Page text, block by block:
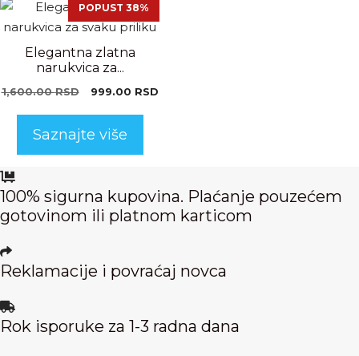
POPUST 38%
Elegantna zlatna
narukvica za...
1,600.00RSD
Originalna
bila:
1,600.00 RSD.
999.00 RSDTrenutna
Saznajte više
100% sigurna kupovina. Plaćanje pouzećem
gotovinom ili platnom karticom
Reklamacije i povraćaj novca
Rok isporuke za 1-3 radna dana